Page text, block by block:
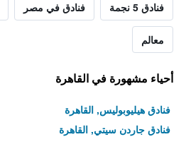
فنادق 5 نجمة فنادق في مصر
معالم
أحياء مشهورة في القاهرة
فنادق هيليوبوليس, القاهرة
فنادق جاردن سيتي, القاهرة